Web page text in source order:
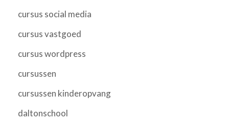
cursus social media
cursus vastgoed
cursus wordpress
cursussen
cursussen kinderopvang
daltonschool